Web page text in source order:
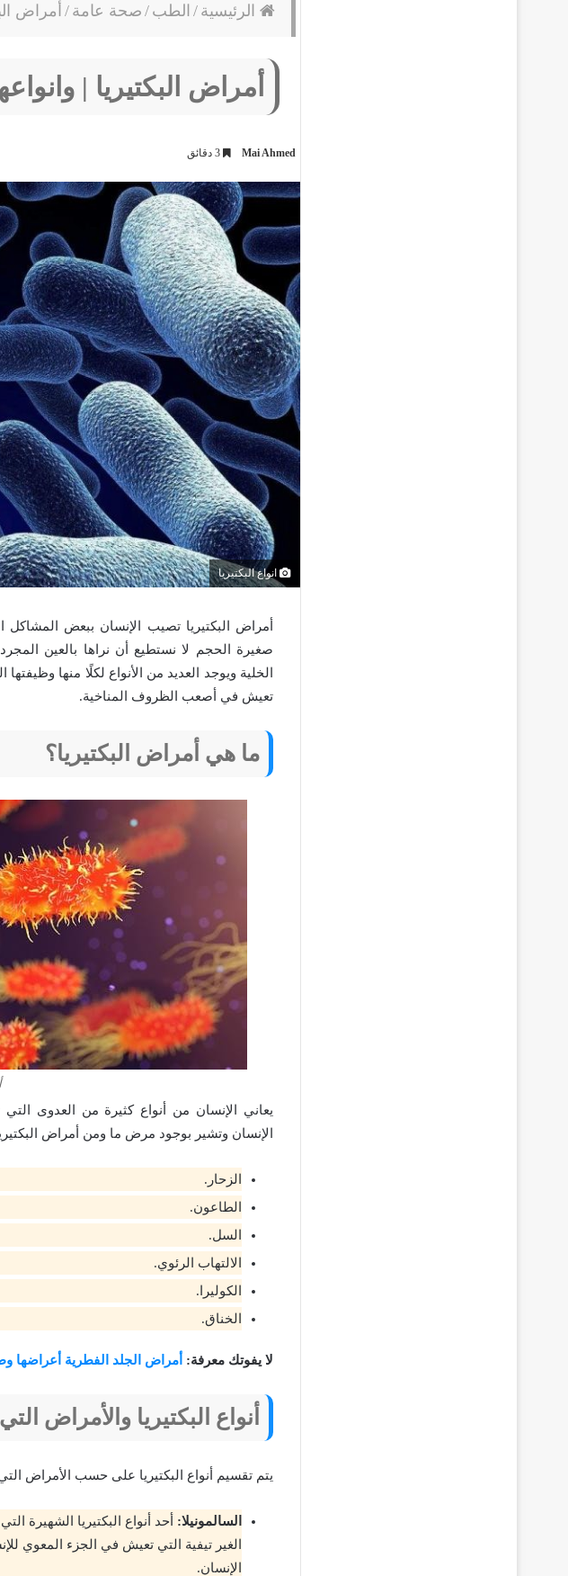
الرئيسية / الطب / صحة عامة / أمراض
أمراض البكتيريا |
Mai Ahmed
انواع البكتيريا
أمراض البكتيريا تصيب الإنسان ببعض
صغيرة الحجم لا نستطيع أن نراها بالعين
الخلية ويوجد العديد من الأنواع لكلًا منها
تعيش في أصعب الظروف المناخية.
ما هي أمراض البكتيريا؟
يعاني الإنسان من أنواع كثيرة من العدوى
الإنسان وتشير بوجود مرض ما ومن أمراض
الزحار.
الطاعون.
السل.
الالتهاب الرئوي.
الكوليرا.
الخناق.
لا يفوتك معرفة: أمراض الجلد الفطرية أعراضها
أنواع البكتيريا والأمراض
يتم تقسيم أنواع البكتيريا على حسب الأمراض
السالمونيلا: أحد أنواع البكتيريا الشهيرة
الغير تيفية التي تعيش في الجزء المعوي
الإنسان.